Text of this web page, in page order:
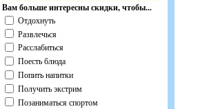
Вам больше интересны скидки, чтобы...
Отдохнуть
Развлечься
Расслабиться
Поесть блюда
Попить напитки
Получить экстрим
Позаниматься спортом